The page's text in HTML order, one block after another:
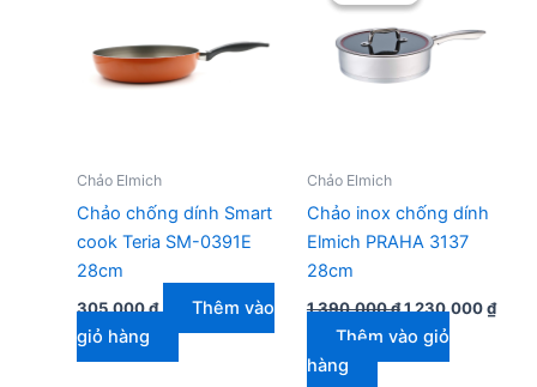
Chảo Elmich
Chảo chống dính Smart
cook Teria SM-0391E
28cm
305.000₫
Thêm vào
giỏ hàng
Chảo Elmich
Chảo inox chống dính
Elmich PRAHA 3137
28cm
1.390.000₫Giá
là:
1.390.000 ₫.
1.230.000₫Giá
hiện
Thêm vào giỏ
hàng